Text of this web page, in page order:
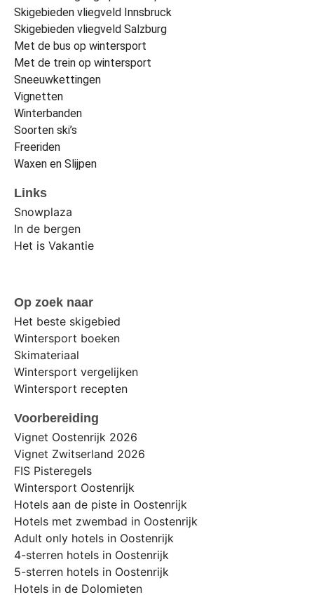
Skigebieden vliegveld Innsbruck
Skigebieden vliegveld Salzburg
Met de bus op wintersport
Met de trein op wintersport
Sneeuwkettingen
Vignetten
Winterbanden
Soorten ski’s
Freeriden
Waxen en Slijpen
Links
Snowplaza
In de bergen
Het is Vakantie
Op zoek naar
Het beste skigebied
Wintersport boeken
Skimateriaal
Wintersport vergelijken
Wintersport recepten
Voorbereiding
Vignet Oostenrijk 2026
Vignet Zwitserland 2026
FIS Pisteregels
Wintersport Oostenrijk
Hotels aan de piste in Oostenrijk
Hotels met zwembad in Oostenrijk
Adult only hotels in Oostenrijk
4-sterren hotels in Oostenrijk
5-sterren hotels in Oostenrijk
Hotels in de Dolomieten